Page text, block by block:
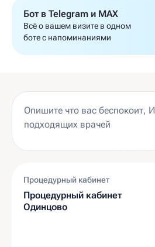
Бот в Telegram и MAX
Всё о вашем визите в одном
боте с напоминаниями
Процедурный кабинет
Процедурный кабинет
Одинцово